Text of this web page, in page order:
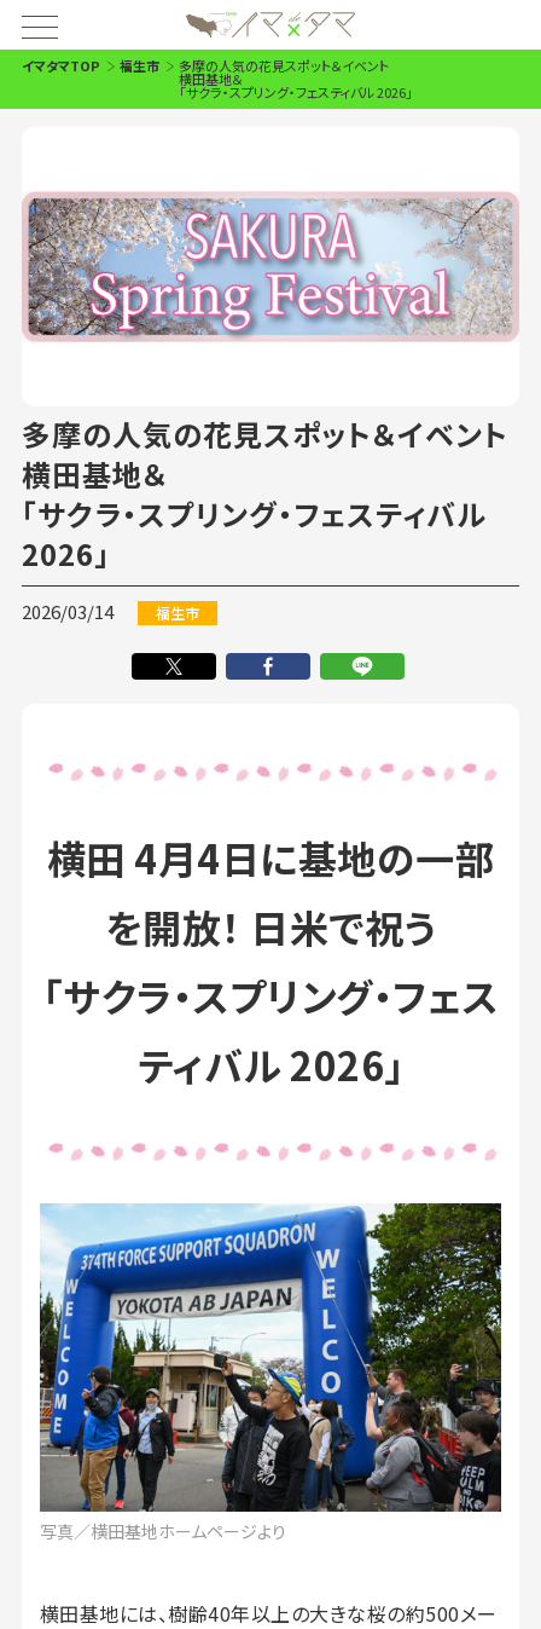
イマタマTOP 福生市 多摩の人気の花見スポット＆イベント
横田基地＆
「サクラ・スプリング・フェスティバル 2026」
多摩の人気の花見スポット＆イベント
横田基地＆
「サクラ・スプリング・フェスティバル
2026」
2026/03/14 福生市
横田 4月4日に基地の一部
を開放！ 日米で祝う
「サクラ・スプリング・フェス
ティバル 2026」
写真／横田基地ホームページより
横田基地には、樹齢40年以上の大きな桜の約500メー